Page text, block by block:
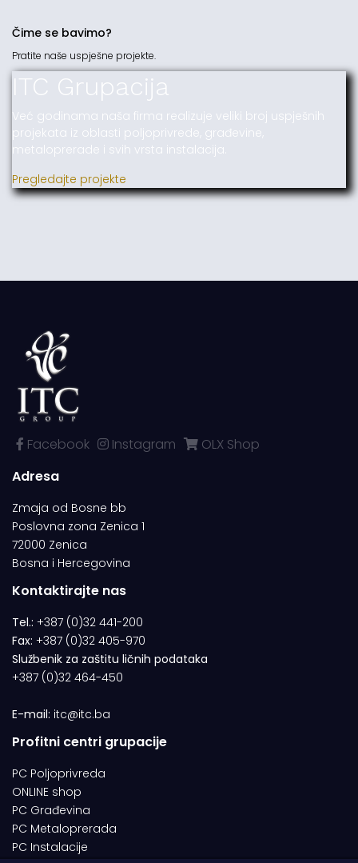
Čime se bavimo?
Pratite naše uspješne projekte.
ITC Grupacija
Već godinama naša firma realizuje veliki broj uspješnih
projekata iz oblasti poljoprivrede, građevine,
metaloprerade i svih vrsta instalacija.
Pregledajte projekte
Facebook Instagram
OLX Shop
Adresa
Zmaja od Bosne bb
Poslovna zona Zenica 1
72000 Zenica
Bosna i Hercegovina
Kontaktirajte nas
Tel.: +387 (0)32 441-200
Fax: +387 (0)32 405-970
Službenik za zaštitu ličnih podataka
+387 (0)32 464-450
E-mail: itc@itc.ba
Profitni centri grupacije
PC Poljoprivreda
ONLINE shop
PC Građevina
PC Metaloprerada
PC Instalacije